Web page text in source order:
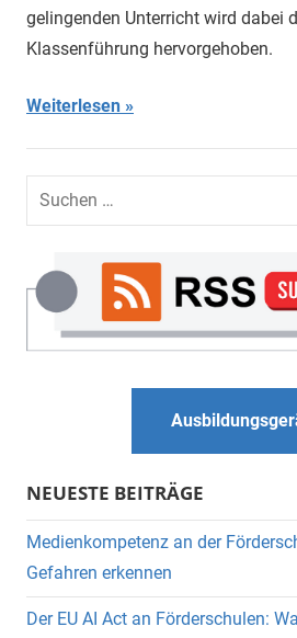
gelingenden Unterricht wird dabei
Klassenführung hervorgehoben.
Weiterlesen
Suchen
nach:
NEUESTE BEITRÄGE
Medienkompetenz an der
Gefahren erkennen
Der EU AI Act an Förderschulen: